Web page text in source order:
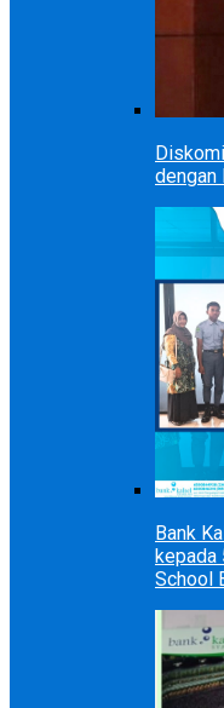
dengan
Bank
School